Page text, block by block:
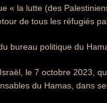
« la lutte (des
de tous les réfugiés
bureau politique du
le 7 octobre 2023,
du Hamas, dans